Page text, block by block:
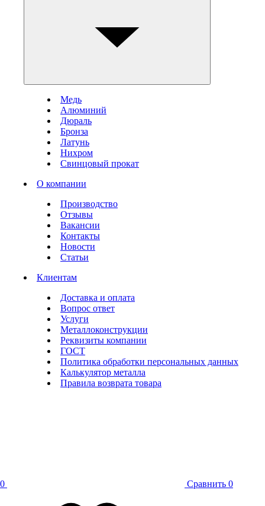
Медь
Алюминий
Дюраль
Бронза
Латунь
Нихром
Свинцовый прокат
О компании
Производство
Отзывы
Вакансии
Контакты
Новости
Статьи
Клиентам
Доставка и оплата
Вопрос ответ
Услуги
Металлоконструкции
Реквизиты компании
ГОСТ
Политика обработки персональных данных
Калькулятор металла
Правила возврата товара
0 Сравнить 0